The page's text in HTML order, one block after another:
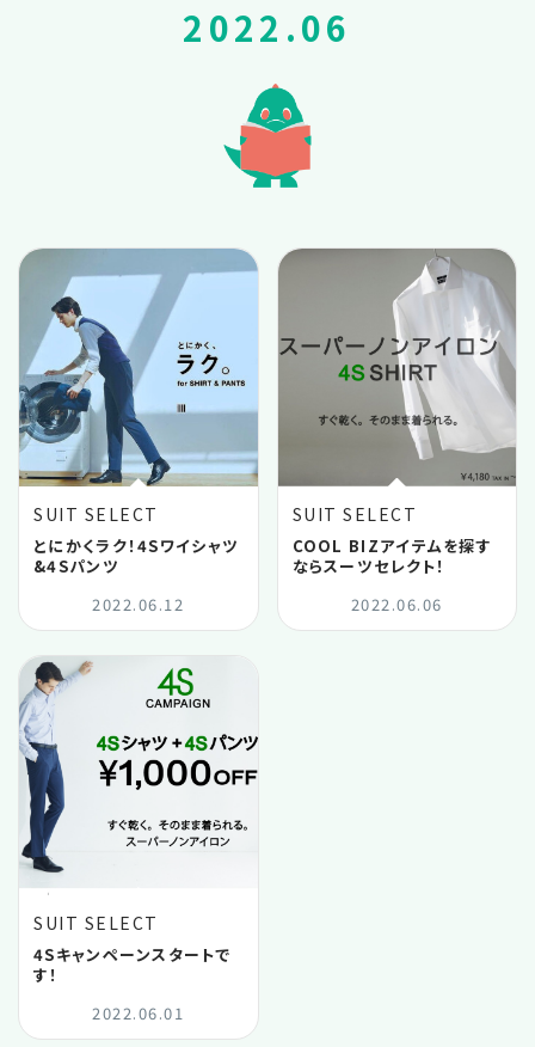
2022.12
2022.11
2022.10
2022.09
2022.07
2022.06
2022.04
2022.03
2022.06
SUIT SELECT
とにかくラク！4Sワイシャツ
&4Sパンツ
2022.06.12
SUIT SELECT
COOL BIZアイテムを探す
ならスーツセレクト！
2022.06.06
SUIT SELECT
4Sキャンペーンスタートで
す！
2022.06.01